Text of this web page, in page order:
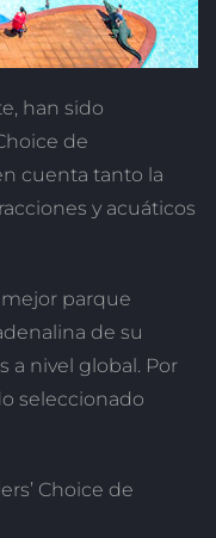
han sido
de
cuenta tanto la
y acuáticos
parque
de su
a nivel global. Por
seleccionado
Choice de